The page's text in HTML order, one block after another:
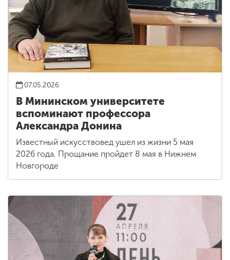
07.05.2026
В Мининском университете
вспоминают профессора
Александра Донина
Известный искусствовед ушел из жизни 5 мая
2026 года. Прощание пройдет 8 мая в Нижнем
Новгороде